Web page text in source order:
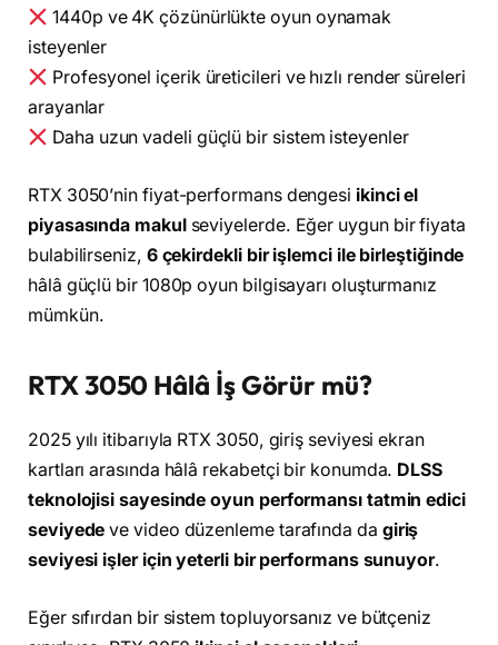
1440p ve 4K çözünürlükte oyun oynamak
isteyenler
Profesyonel içerik üreticileri ve hızlı render süreleri
arayanlar
Daha uzun vadeli güçlü bir sistem isteyenler
RTX 3050’nin fiyat-performans dengesi ikinci el
piyasasında makulseviyelerde. Eğer uygun bir fiyata
bulabilirseniz, 6 çekirdekli bir işlemci ile birleştiğinde
hâlâ güçlü bir 1080p oyun bilgisayarı oluşturmanız
mümkün.
RTX 3050 Hâlâ İş Görür mü?
2025 yılı itibarıyla RTX 3050, giriş seviyesi ekran
kartları arasında hâlâ rekabetçi bir konumda. DLSS
teknolojisi sayesinde oyun performansı tatmin edici
seviyede ve video düzenleme tarafında da giriş
seviyesi işler için yeterli bir performans sunuyor.
Eğer sıfırdan bir sistem topluyorsanız ve bütçeniz